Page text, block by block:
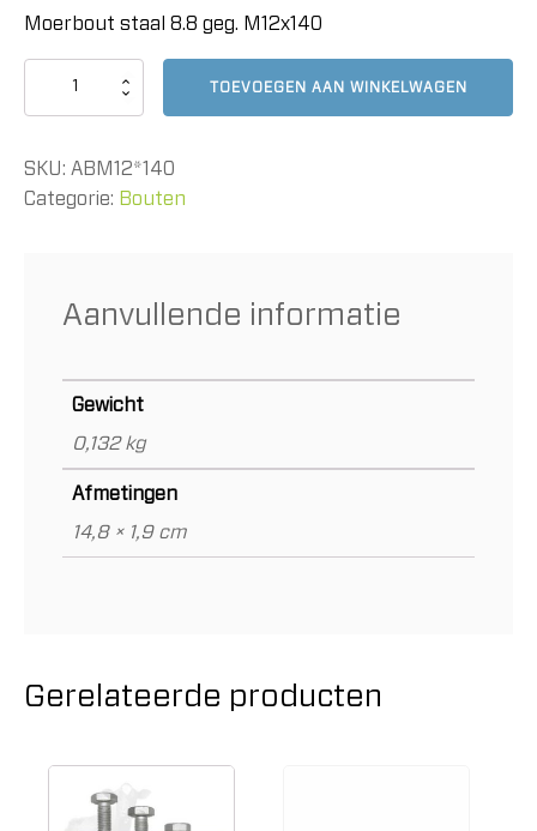
Moerbout staal 8.8 geg. M12x140
Moerbout
M12x140
aantal
TOEVOEGEN AAN WINKELWAGEN
SKU: ABM12*140
Categorie: Bouten
Aanvullende informatie
Gewicht
0,132 kg
Afmetingen
14,8 × 1,9 cm
Gerelateerde producten